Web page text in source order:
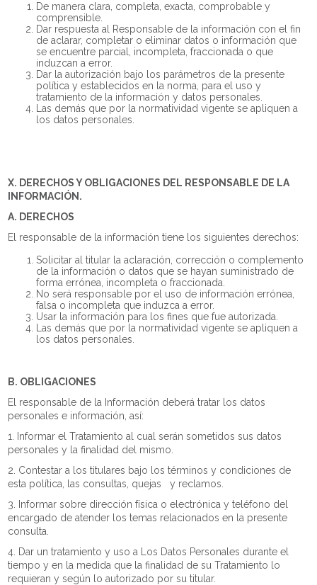
De manera clara, completa, exacta, comprobable y
comprensible.
Dar respuesta al Responsable de la información con el fin
de aclarar, completar o eliminar datos o información que
se encuentre parcial, incompleta, fraccionada o que
induzcan a error.
Dar la autorización bajo los parámetros de la presente
política y establecidos en la norma, para el uso y
tratamiento de la información y datos personales.
Las demás que por la normatividad vigente se apliquen a
los datos personales.
X. DERECHOS Y OBLIGACIONES DEL RESPONSABLE DE LA
INFORMACIÓN.
A. DERECHOS
El responsable de la información tiene los siguientes derechos:
Solicitar al titular la aclaración, corrección o complemento
de la información o datos que se hayan suministrado de
forma errónea, incompleta o fraccionada.
No será responsable por el uso de información errónea,
falsa o incompleta que induzca a error.
Usar la información para los fines que fue autorizada.
Las demás que por la normatividad vigente se apliquen a
los datos personales.
B. OBLIGACIONES
El responsable de la Información deberá tratar los datos
personales e información, así:
1. Informar el Tratamiento al cual serán sometidos sus datos
personales y la finalidad del mismo.
2. Contestar a los titulares bajo los términos y condiciones de
esta política, las consultas, quejas y reclamos.
3. Informar sobre dirección física o electrónica y teléfono del
encargado de atender los temas relacionados en la presente
consulta.
4. Dar un tratamiento y uso a Los Datos Personales durante el
tiempo y en la medida que la finalidad de su Tratamiento lo
requieran y según lo autorizado por su titular.